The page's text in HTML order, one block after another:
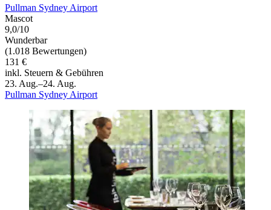
Pullman Sydney Airport
Mascot
9,0/10
Wunderbar
(1.018 Bewertungen)
131 €
inkl. Steuern & Gebühren
23. Aug.–24. Aug.
Pullman Sydney Airport